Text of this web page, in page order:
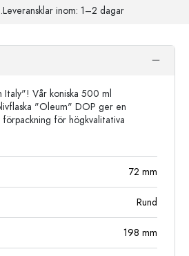
Leveransklar inom: 1–2 dagar
Italy"! Vår koniska 500 ml
"Oleum" DOP ger en
för högkvalitativa
72 mm
Rund
198 mm